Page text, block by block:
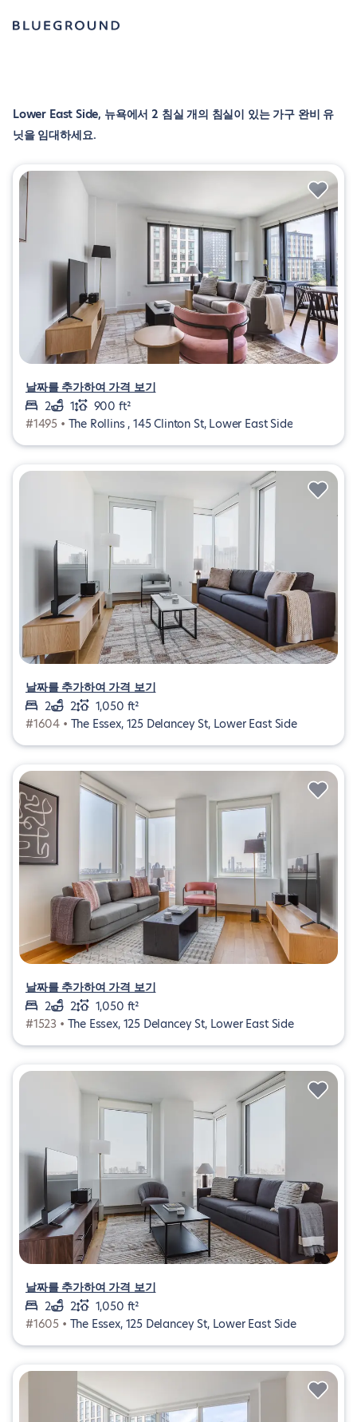
Lower East Side, 뉴욕에서 2 침실 개의 침실이 있는 가구 완비 유
닛을 임대하세요.
날짜를 추가하여 가격 보기
2
1
900 ft²
#1495 • The Rollins , 145 Clinton St, Lower East Side
날짜를 추가하여 가격 보기
2
2
1,050 ft²
#1604 • The Essex, 125 Delancey St, Lower East Side
날짜를 추가하여 가격 보기
2
2
1,050 ft²
#1523 • The Essex, 125 Delancey St, Lower East Side
날짜를 추가하여 가격 보기
2
2
1,050 ft²
#1605 • The Essex, 125 Delancey St, Lower East Side